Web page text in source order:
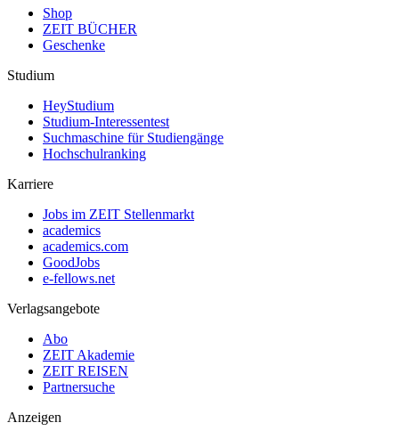
Shop
ZEIT BÜCHER
Geschenke
Studium
HeyStudium
Studium-Interessentest
Suchmaschine für Studiengänge
Hochschulranking
Karriere
Jobs im ZEIT Stellenmarkt
academics
academics.com
GoodJobs
e-fellows.net
Verlagsangebote
Abo
ZEIT Akademie
ZEIT REISEN
Partnersuche
Anzeigen